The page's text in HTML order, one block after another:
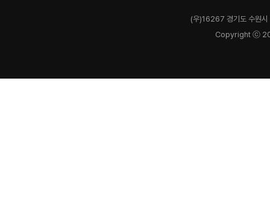
(우)16267 경기도 수원
Copyright ⓒ